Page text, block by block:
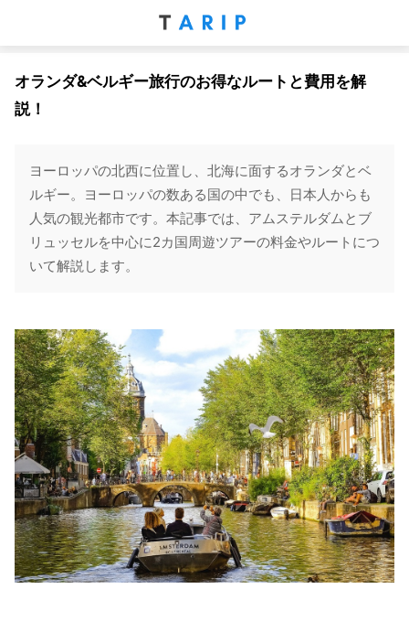
オランダ&ベルギー旅行のお得なルートと費用を解
説！
ヨーロッパの北西に位置し、北海に面するオランダとベ
ルギー。ヨーロッパの数ある国の中でも、日本人からも
人気の観光都市です。本記事では、アムステルダムとブ
リュッセルを中心に2カ国周遊ツアーの料金やルートにつ
いて解説します。